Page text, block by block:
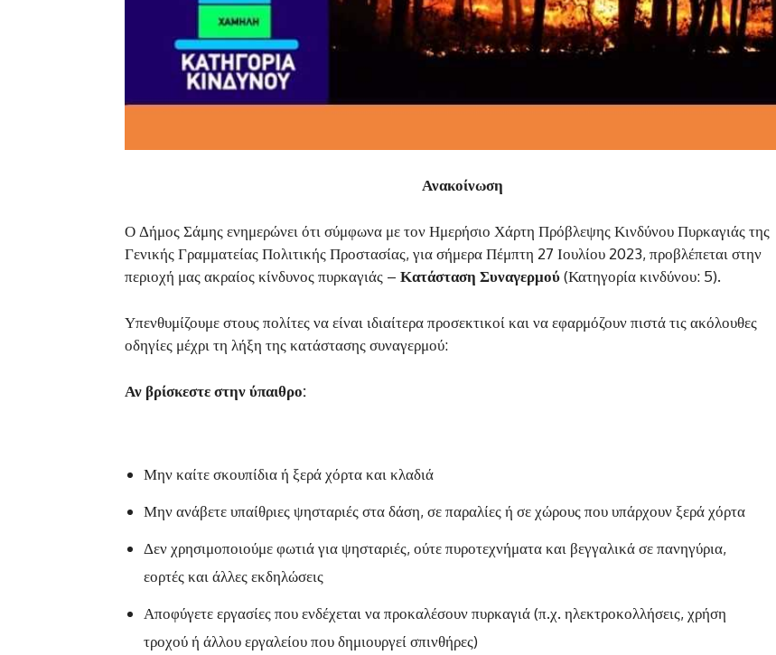
Ανακοίνωση
Ο Δήμος Σάμης ενημερώνει ότι σύμφωνα με τον Ημερήσιο Χάρτη Πρόβλεψης Κινδύνου Πυρκαγιάς της
Γενικής Γραμματείας Πολιτικής Προστασίας, για σήμερα Πέμπτη 27 Ιουλίου 2023, προβλέπεται στην
περιοχή μας ακραίος κίνδυνος πυρκαγιάς – Κατάσταση Συναγερμού(Κατηγορία κινδύνου: 5).
Υπενθυμίζουμε στους πολίτες να είναι ιδιαίτερα προσεκτικοί και να εφαρμόζουν πιστά τις ακόλουθες
οδηγίες μέχρι τη λήξη της κατάστασης συναγερμού:
Αν βρίσκεστε στην ύπαιθρο:
Μην καίτε σκουπίδια ή ξερά χόρτα και κλαδιά
Μην ανάβετε υπαίθριες ψησταριές στα δάση, σε παραλίες ή σε χώρους που υπάρχουν ξερά χόρτα
Δεν χρησιμοποιούμε φωτιά για ψησταριές, ούτε πυροτεχνήματα και βεγγαλικά σε πανηγύρια,
εορτές και άλλες εκδηλώσεις
Αποφύγετε εργασίες που ενδέχεται να προκαλέσουν πυρκαγιά (π.χ. ηλεκτροκολλήσεις, χρήση
τροχού ή άλλου εργαλείου που δημιουργεί σπινθήρες)